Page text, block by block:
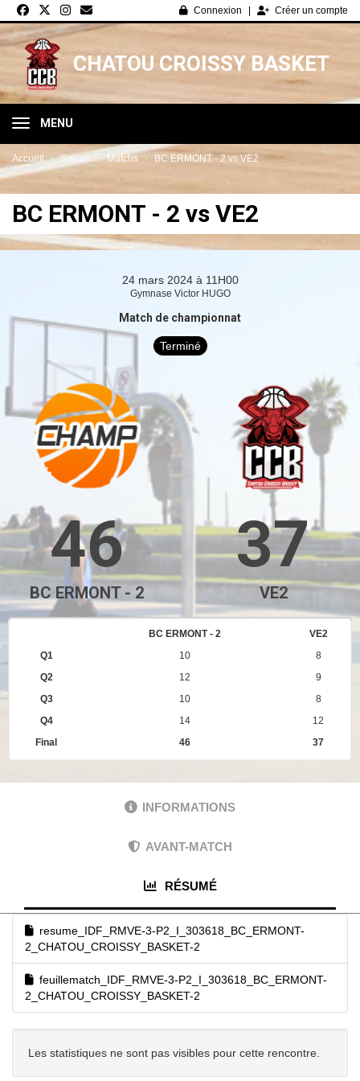
Connexion Créer un compte
CHATOU CROISSY BASKET
MENU
Accueil Saison Matchs BC ERMONT - 2 vs VE2
BC ERMONT - 2 vs VE2
24 mars 2024 à 11H00
Gymnase Victor HUGO
Match de championnat
Terminé
46 37
BC ERMONT - 2 VE2
BC ERMONT - 2
VE2
Q1
10
8
Q2
12
9
Q3
10
8
Q4
14
12
Final
46 37
INFORMATIONS
AVANT-MATCH
RÉSUMÉ
resume_IDF_RMVE-3-P2_I_303618_BC_ERMONT-
2_CHATOU_CROISSY_BASKET-2
feuillematch_IDF_RMVE-3-P2_I_303618_BC_ERMONT-
2_CHATOU_CROISSY_BASKET-2
Les statistiques ne sont pas visibles pour cette rencontre.
Panneau de gestion des cookies